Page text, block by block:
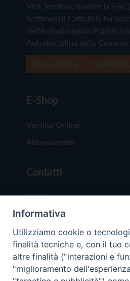
Vita Trentina, tramite la Fisc
Settimanali Cattolici), ha
dell'Autodisciplina
Autodisciplina della
E-Shop
Vendita Online
Abbonamenti
Contatti
Chi Siamo
Redazione
Scrivici
Informativa
Utilizziamo cookie o
finalità tecniche e, con il tuo
altre finalità ("interazioni e
"miglioramento